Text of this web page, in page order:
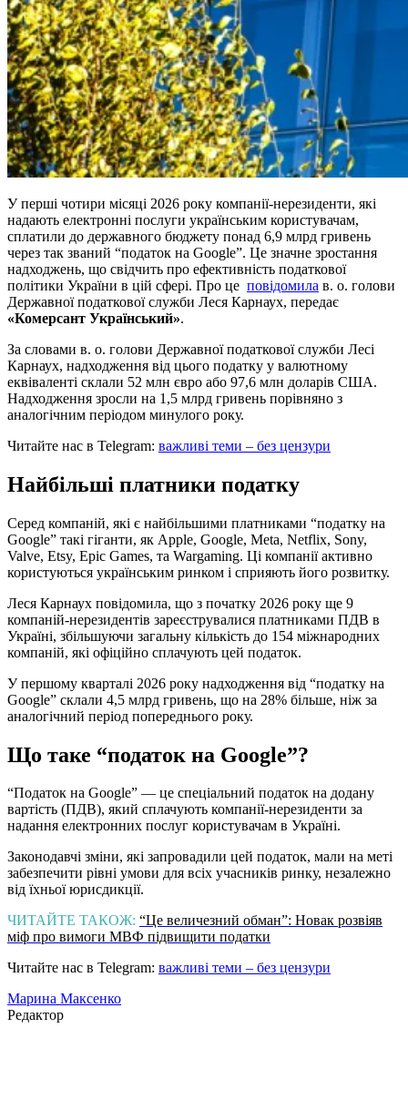
У перші чотири місяці 2026 року компанії-нерезиденти, які
надають електронні послуги українським користувачам,
сплатили до державного бюджету понад 6,9 млрд гривень
через так званий “податок на Google”. Це значне зростання
надходжень, що свідчить про ефективність податкової
політики України в цій сфері. Про це повідомила в. о. голови
Державної податкової служби Леся Карнаух, передає
«Комерсант Український».
За словами в. о. голови Державної податкової служби Лесі
Карнаух, надходження від цього податку у валютному
еквіваленті склали 52 млн євро або 97,6 млн доларів США.
Надходження зросли на 1,5 млрд гривень порівняно з
аналогічним періодом минулого року.
Читайте нас в Telegram: важливі теми – без цензури
Найбільші платники податку
Серед компаній, які є найбільшими платниками “податку на
Google” такі гіганти, як Apple, Google, Meta, Netflix, Sony,
Valve, Etsy, Epic Games, та Wargaming. Ці компанії активно
користуються українським ринком і сприяють його розвитку.
Леся Карнаух повідомила, що з початку 2026 року ще 9
компаній-нерезидентів зареєструвалися платниками ПДВ в
Україні, збільшуючи загальну кількість до 154 міжнародних
компаній, які офіційно сплачують цей податок.
У першому кварталі 2026 року надходження від “податку на
Google” склали 4,5 млрд гривень, що на 28% більше, ніж за
аналогічний період попереднього року.
Що таке “податок на Google”?
“Податок на Google” — це спеціальний податок на додану
вартість (ПДВ), який сплачують компанії-нерезиденти за
надання електронних послуг користувачам в Україні.
Законодавчі зміни, які запровадили цей податок, мали на меті
забезпечити рівні умови для всіх учасників ринку, незалежно
від їхньої юрисдикції.
ЧИТАЙТЕ ТАКОЖ: “Це величезний обман”: Новак розвіяв
міф про вимоги МВФ підвищити податки
Читайте нас в Telegram: важливі теми – без цензури
Марина Максенко
Редактор